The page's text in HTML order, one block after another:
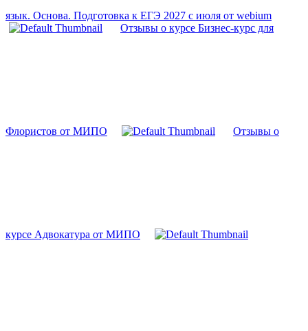
язык. Основа. Подготовка к ЕГЭ 2027 с июля от webium
Отзывы о курсе Бизнес-курс для
Флористов от МИПО Отзывы о
курсе Адвокатура от МИПО